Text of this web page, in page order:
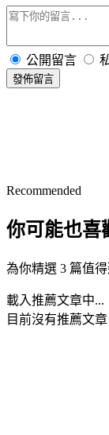
公開留言
發佈留言
Recommended
你可能也喜
為你精選 3 篇值
載入推薦文章中...
目前沒有推薦文章